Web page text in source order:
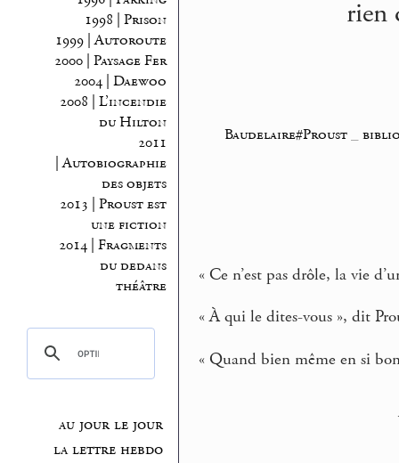
1998 | Prison
1999 | Autoroute
2000 | Paysage Fer
2004 | Daewoo
2008 | L’incendie
du Hilton
2011
| Autobiographie
des objets
2013 | Proust est
une fiction
2014 | Fragments
du dedans
théâtre
au jour le jour
la lettre hebdo
rien
Baudelaire#Proust_
« Ce n’est pas drôle, la vie
« À qui le dites-vous », dit
« Quand bien même en si